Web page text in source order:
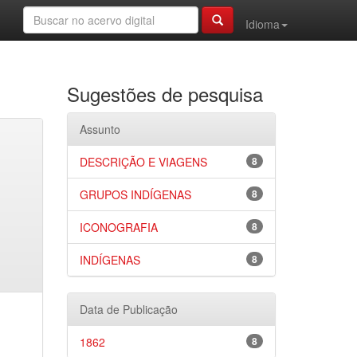
Idioma
Sugestões de pesquisa
Assunto
8
DESCRIÇÃO E VIAGENS
8
GRUPOS INDÍGENAS
8
ICONOGRAFIA
8
INDÍGENAS
Data de Publicação
8
1862